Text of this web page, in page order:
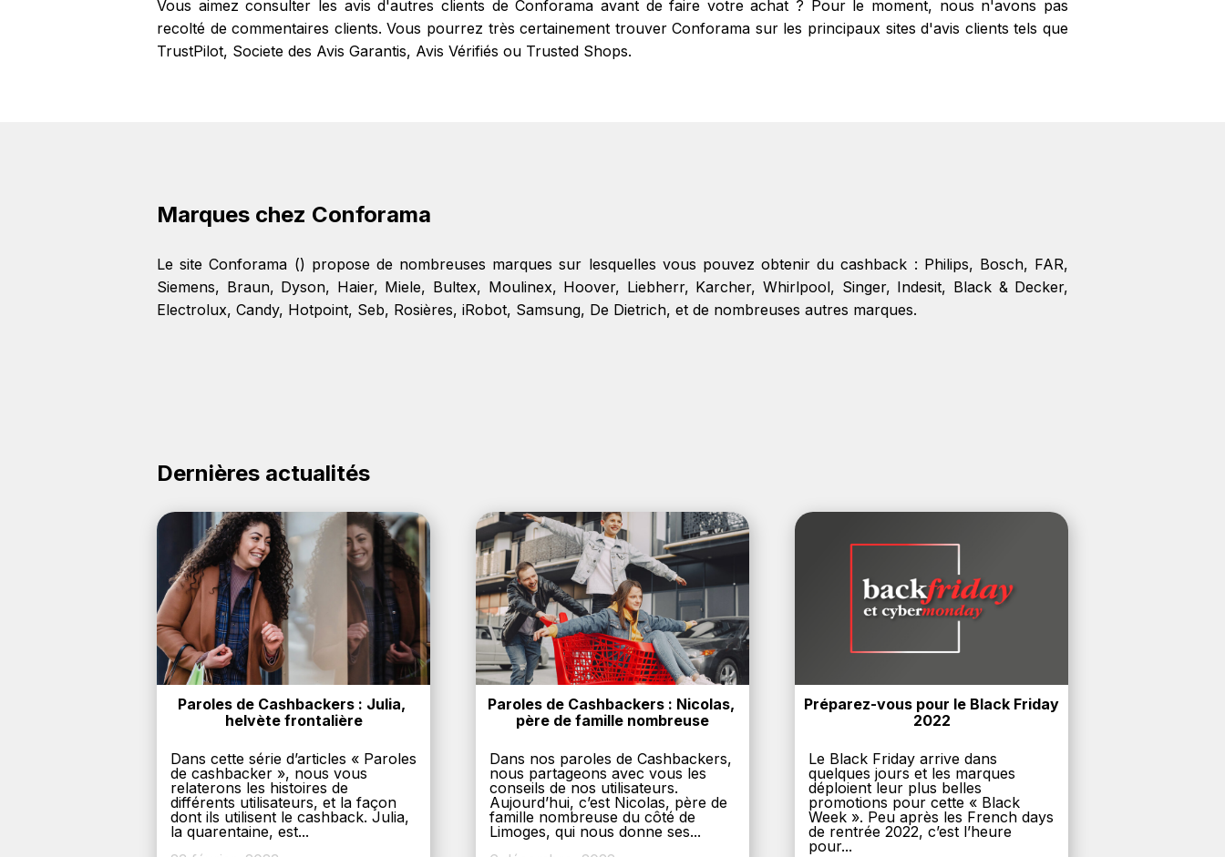
Vous aimez consulter les avis d'autres clients de Conforama avant de faire votre achat ? Pour le moment, nous n'avons pas
recolté de commentaires clients. Vous pourrez très certainement trouver Conforama sur les principaux sites d'avis clients tels que
TrustPilot, Societe des Avis Garantis, Avis Vérifiés ou Trusted Shops.
Marques chez Conforama
Le site Conforama () propose de nombreuses marques sur lesquelles vous pouvez obtenir du cashback : Philips, Bosch, FAR,
Siemens, Braun, Dyson, Haier, Miele, Bultex, Moulinex, Hoover, Liebherr, Karcher,Whirlpool, Singer, Indesit, Black & Decker,
Electrolux, Candy, Hotpoint, Seb, Rosières, iRobot, Samsung, De Dietrich, et de nombreuses autres marques.
Dernières actualités
Paroles de Cashbackers : Julia,
helvète frontalière
Dans cette série d’articles « Paroles
de cashbacker », nous vous
relaterons les histoires de
différents utilisateurs, et la façon
dont ils utilisent le cashback. Julia,
la quarentaine, est...
Paroles de Cashbackers : Nicolas,
père de famille nombreuse
Dans nos paroles de Cashbackers,
nous partageons avec vous les
conseils de nos utilisateurs.
Aujourd’hui, c’est Nicolas, père de
famille nombreuse du côté de
Limoges, qui nous donne ses...
Préparez-vous pour le Black Friday
2022
Le Black Friday arrive dans
quelques jours et les marques
déploient leur plus belles
promotions pour cette « Black
Week ». Peu après les French days
de rentrée 2022, c’est l’heure
pour...